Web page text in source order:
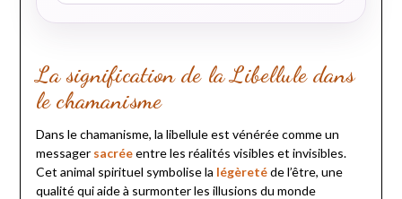
La signification de la Libellule dans
le chamanisme
Dans le chamanisme, la libellule est vénérée comme un
messager sacréeentre les réalités visibles et invisibles.
Cet animal spirituel symbolise la légèretéde l’être, une
qualité qui aide à surmonter les illusions du monde